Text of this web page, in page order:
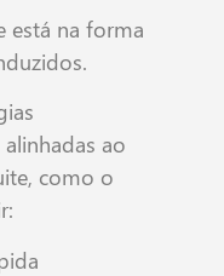
está na forma
ao
como o